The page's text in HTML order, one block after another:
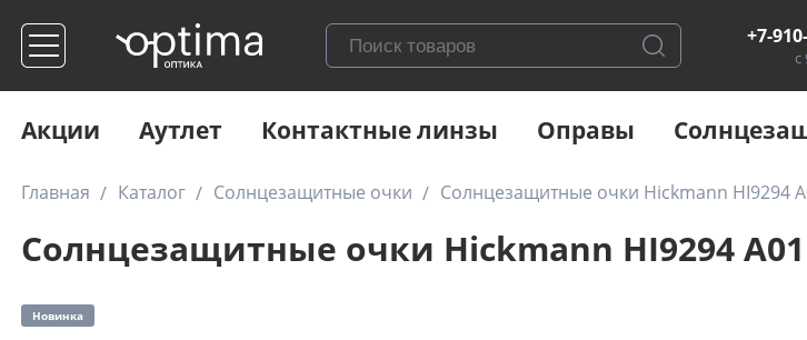
+7-
с
Акции Аутлет Контактные линзы Оправы
Главная Каталог Солнцезащитные очки Солнцезащитные очки Hickmann HI9294
Солнцезащитные очки Hickmann HI9294 A01
Новинка